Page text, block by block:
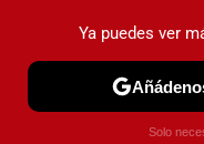
PRUEBAS COCHES
Ya puedes ver
Solo